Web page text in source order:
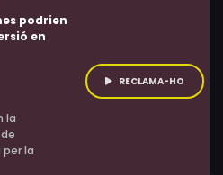
un idil·li amb la misteriosa
el projecte.
podrien
en
la
la
RECLAMA-HO